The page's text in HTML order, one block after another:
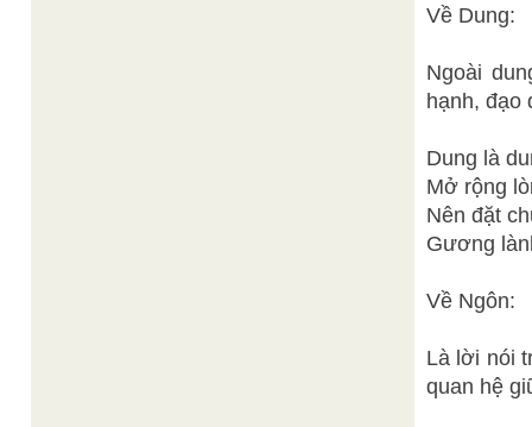
Về Dung:
Ngoài
hạnh, đạo
Dung là
Mở rộng
Nên đặt
Gương
Về Ngôn:
Là lời nói
quan hệ